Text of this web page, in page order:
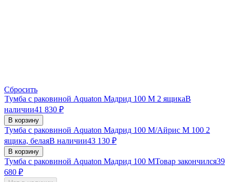
Сбросить
Тумба с раковиной Aquaton Мадрид 100 М 2 ящикаВ
наличии41 830 ₽
В корзину
Тумба с раковиной Aquaton Мадрид 100 М/Айрис M 100 2
ящика, белаяВ наличии43 130 ₽
В корзину
Тумба с раковиной Aquaton Мадрид 100 МТовар закончился39
680 ₽